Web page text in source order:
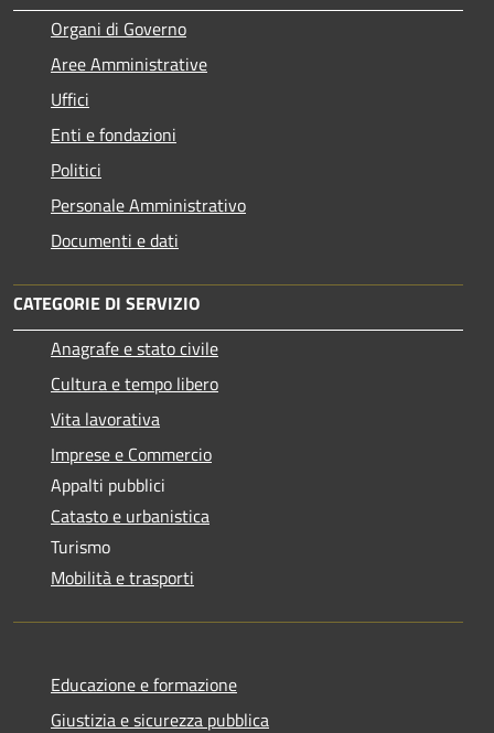
Organi di Governo
Aree Amministrative
Uffici
Enti e fondazioni
Politici
Personale Amministrativo
Documenti e dati
CATEGORIE DI SERVIZIO
Anagrafe e stato civile
Cultura e tempo libero
Vita lavorativa
Imprese e Commercio
Appalti pubblici
Catasto e urbanistica
Turismo
Mobilità e trasporti
Educazione e formazione
Giustizia e sicurezza pubblica